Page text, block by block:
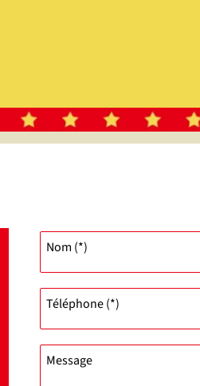
Nom (*)
Téléphone (*)
Message